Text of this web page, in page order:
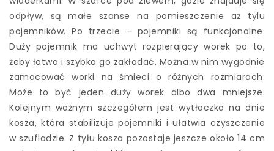
odpływ, są małe szanse na pomieszczenie aż tylu
pojemników. Po trzecie – pojemniki są funkcjonalne.
Duży pojemnik ma uchwyt rozpierający worek po to,
żeby łatwo i szybko go zakładać. Można w nim wygodnie
zamocować worki na śmieci o różnych rozmiarach.
Może to być jeden duży worek albo dwa mniejsze.
Kolejnym ważnym szczegółem jest wytłoczka na dnie
kosza, która stabilizuje pojemniki i ułatwia czyszczenie
w szufladzie. Z tyłu kosza pozostaje jeszcze około 14 cm